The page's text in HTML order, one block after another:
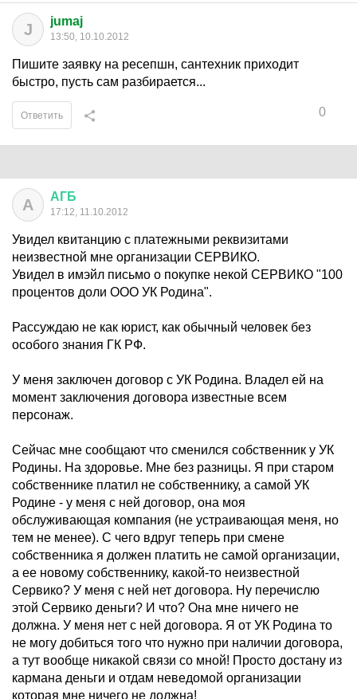
J jumaj
13:50, 10.10.2012
Пишите заявку на ресепшн, сантехник приходит
быстро, пусть сам разбирается...
0
Ответить
А АГБ
17:12, 11.10.2012
Увидел квитанцию с платежными реквизитами
неизвестной мне организации СЕРВИКО.
Увидел в имэйл письмо о покупке некой СЕРВИКО "100
процентов доли ООО УК Родина".
Рассуждаю не как юрист, как обычный человек без
особого знания ГК РФ.
У меня заключен договор с УК Родина. Владел ей на
момент заключения договора известные всем
персонаж.
Сейчас мне сообщают что сменился собственник у УК
Родины. На здоровье. Мне без разницы. Я при старом
собственнике платил не собственнику, а самой УК
Родине - у меня с ней договор, она моя
обслуживающая компания (не устраивающая меня, но
тем не менее). С чего вдруг теперь при смене
собственника я должен платить не самой организации,
а ее новому собственнику, какой-то неизвестной
Сервико? У меня с ней нет договора. Ну перечислю
этой Сервико деньги? И что? Она мне ничего не
должна. У меня нет с ней договора. Я от УК Родина то
не могу добиться того что нужно при наличии договора,
а тут вообще никакой связи со мной! Просто достану из
кармана деньги и отдам неведомой организации
которая мне ничего не должна!